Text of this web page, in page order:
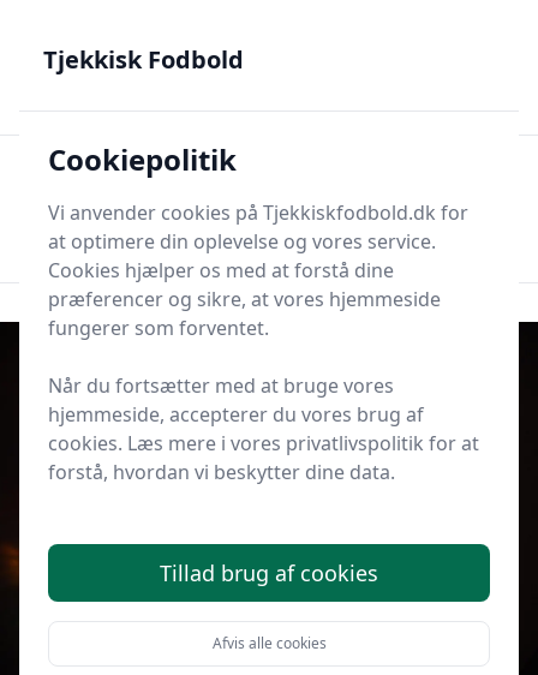
dansk
Søg nu
Tjekkisk Fodbold
Cookiepolitik
Vi anvender cookies på Tjekkiskfodbold.dk for
at optimere din oplevelse og vores service.
Cookies hjælper os med at forstå dine
præferencer og sikre, at vores hjemmeside
fungerer som forventet.
Når du fortsætter med at bruge vores
hjemmeside, accepterer du vores brug af
cookies. Læs mere i vores privatlivspolitik for at
forstå, hvordan vi beskytter dine data.
Tillad brug af cookies
Afvis alle cookies